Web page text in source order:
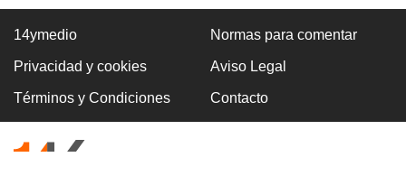
COMERCIO
La Cuevita, el verdadero mercado mayorista de
Cuba, abastece la economía nacional
14ymedio Normas para comentar
Privacidad y cookies Aviso Legal
Términos y Condiciones Contacto